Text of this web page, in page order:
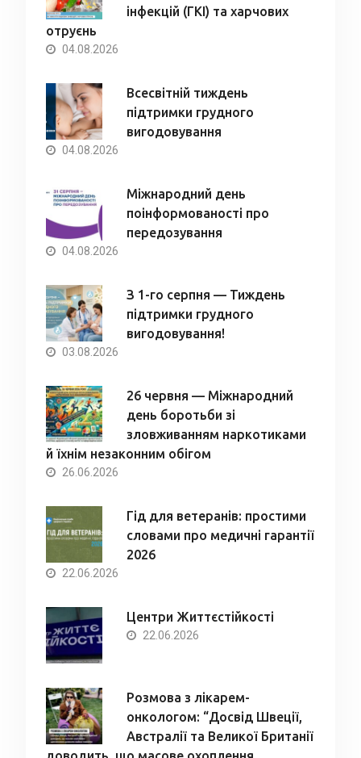
інфекцій (ГКІ) та харчових
отруєнь
04.08.2026
Всесвітній тиждень
підтримки грудного
вигодовування
04.08.2026
Міжнародний день
поінформованості про
передозування
04.08.2026
З 1-го серпня — Тиждень
підтримки грудного
вигодовування!
03.08.2026
26 червня — Міжнародний
день боротьби зі
зловживанням наркотиками
й їхнім незаконним обігом
26.06.2026
Гід для ветеранів: простими
словами про медичні гарантії
2026
22.06.2026
Центри Життєстійкості
22.06.2026
Розмова з лікарем-
онкологом: “Досвід Швеції,
Австралії та Великої Британії